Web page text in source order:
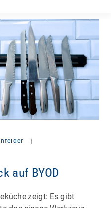
auf BYOD
zeigt: Es gibt